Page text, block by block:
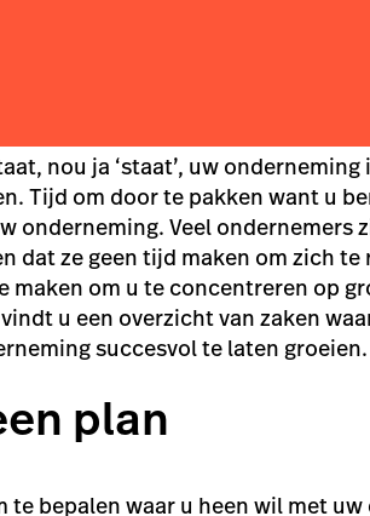
nou ja ‘staat’, uw
Tijd om door te pakken want u
onderneming. Veel
dat ze geen tijd maken om zich
maken om u te concentreren op
u een overzicht van zaken
succesvol te laten groeien.
plan
te bepalen waar u heen wil met